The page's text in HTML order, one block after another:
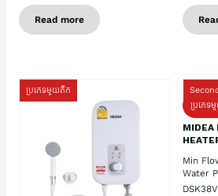
Read more
ប្រភេទមួយតឹក
ប្រភេទ
MIDEA
Min
Water